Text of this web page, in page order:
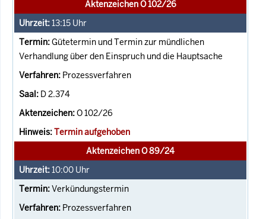
Aktenzeichen O 102/26
13:15 Uhr
Gütetermin und Termin zur mündlichen
Verhandlung über den Einspruch und die Hauptsache
Prozessverfahren
D 2.374
O 102/26
Termin aufgehoben
Aktenzeichen O 89/24
10:00 Uhr
Verkündungstermin
Prozessverfahren